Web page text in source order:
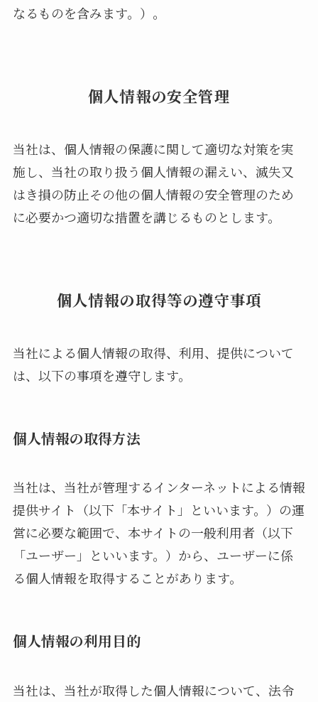
なるものを含みます。）。
個人情報の安全管理
当社は、個人情報の保護に関して適切な対策を実
施し、当社の取り扱う個人情報の漏えい、滅失又
はき損の防止その他の個人情報の安全管理のため
に必要かつ適切な措置を講じるものとします。
個人情報の取得等の遵守事項
当社による個人情報の取得、利用、提供について
は、以下の事項を遵守します。
個人情報の取得方法
当社は、当社が管理するインターネットによる情報
提供サイト（以下「本サイト」といいます。）の運
営に必要な範囲で、本サイトの一般利用者（以下
「ユーザー」といいます。）から、ユーザーに係
る個人情報を取得することがあります。
個人情報の利用目的
当社は、当社が取得した個人情報について、法令